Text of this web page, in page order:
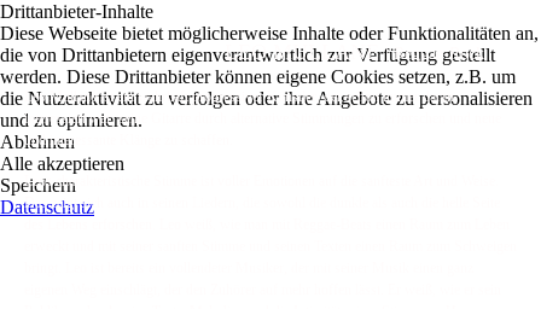
LEO MULLANE | Reggae-Rock
Leo Mullane ist ein wahrhaft progressiver Künstler, der schon immer daran
interessiert war, seine Gitarre durch alternative Stimmungen zu erforschen und neue
und interessante Klänge zu schaffen.
Leos charakteristische Stimme ist voller Emotionen auf die sanfteste Art und Weise.
Das zeigt sich auch in seinen Liedern, die sowohl die dunkle als auch die helle Seite
Drittanbieter-Inhalte
Diese Webseite bietet möglicherweise Inhalte oder Funktionalitäten an,
die von Drittanbietern eigenverantwortlich zur Verfügung gestellt
werden. Diese Drittanbieter können eigene Cookies setzen, z.B. um
die Nutzeraktivität zu verfolgen oder ihre Angebote zu personalisieren
und zu optimieren.
Ablehnen
Alle akzeptieren
Speichern
Datenschutz